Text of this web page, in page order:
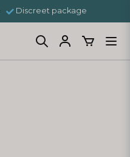
Discreet package